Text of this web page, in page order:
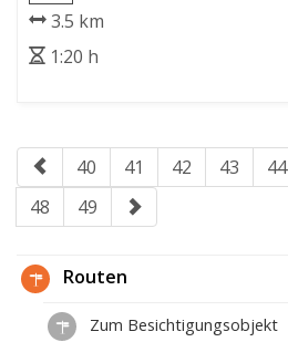
3.5 km
1:20 h
40 41 42 43 44
48
49
Routen
Zum Besichtigungsobjekt